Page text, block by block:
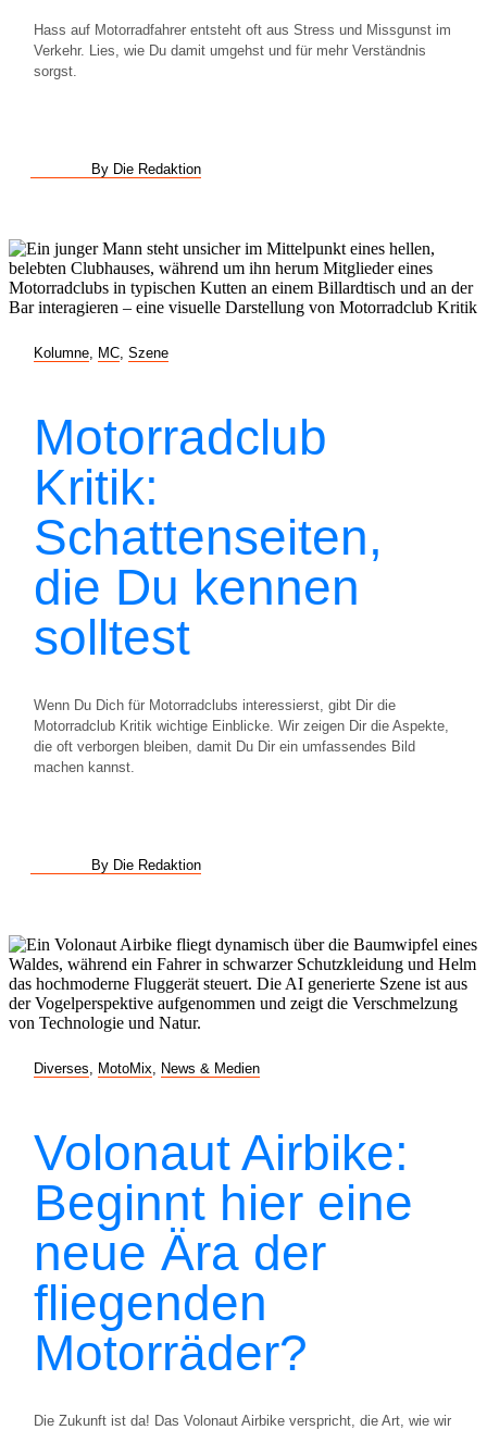
Hass auf Motorradfahrer entsteht oft aus Stress und Missgunst im
Verkehr. Lies, wie Du damit umgehst und für mehr Verständnis
sorgst.
By Die Redaktion
Kolumne MC Szene
Motorradclub
Kritik:
Schattenseiten,
die Du kennen
solltest
Wenn Du Dich für Motorradclubs interessierst, gibt Dir die
Motorradclub Kritik wichtige Einblicke. Wir zeigen Dir die Aspekte,
die oft verborgen bleiben, damit Du Dir ein umfassendes Bild
machen kannst.
By Die Redaktion
Diverses MotoMix News & Medien
Volonaut Airbike:
Beginnt hier eine
neue Ära der
fliegenden
Motorräder?
Die Zukunft ist da! Das Volonaut Airbike verspricht, die Art, wie wir